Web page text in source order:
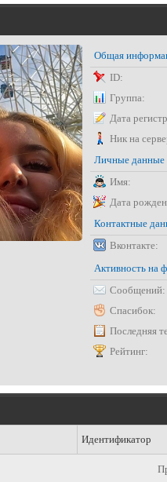
Общая
ID:
Группа:
Дата
Ник на
Личные данные
Имя:
Дата
Контактные
Вконтакте:
Активность на
Сообщений:
Спасибок:
Последняя
Рейтинг:
Идентификатор